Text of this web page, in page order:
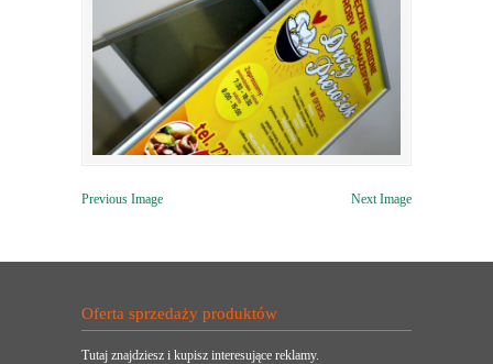
Previous Image Next Image
Oferta sprzedaży produktów
Tutaj znajdziesz i kupisz interesujące reklamy.